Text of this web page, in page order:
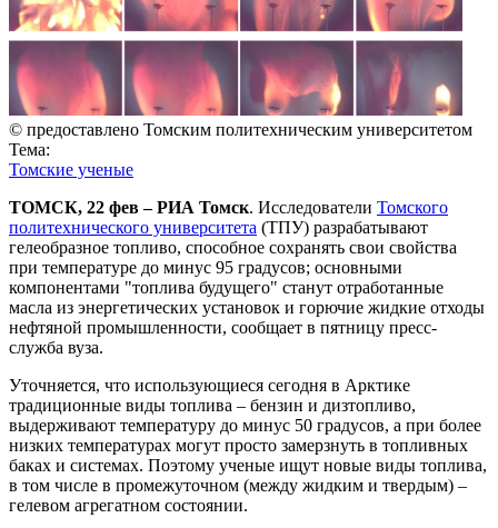
© предоставлено Томским политехническим университетом
Тема:
Томские ученые
ТОМСК, 22 фев – РИА Томск. Исследователи Томского
политехнического университета (ТПУ) разрабатывают
гелеобразное топливо, способное сохранять свои свойства
при температуре до минус 95 градусов; основными
компонентами "топлива будущего" станут отработанные
масла из энергетических установок и горючие жидкие отходы
нефтяной промышленности, сообщает в пятницу пресс-
служба вуза.
Уточняется, что использующиеся сегодня в Арктике
традиционные виды топлива – бензин и дизтопливо,
выдерживают температуру до минус 50 градусов, а при более
низких температурах могут просто замерзнуть в топливных
баках и системах. Поэтому ученые ищут новые виды топлива,
в том числе в промежуточном (между жидким и твердым) –
гелевом агрегатном состоянии.